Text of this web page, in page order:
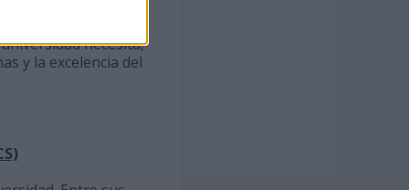
necesita,
y la excelencia del